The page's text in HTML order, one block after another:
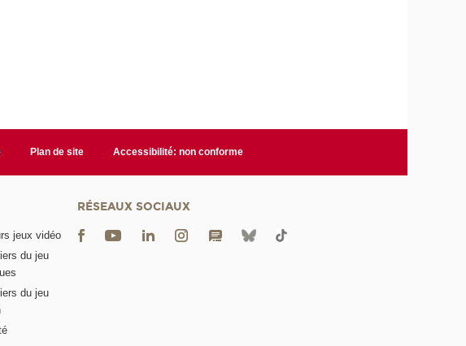
Plan de site Accessibilité: non conforme
jeux vidéo
du jeu
du jeu
RÉSEAUX SOCIAUX